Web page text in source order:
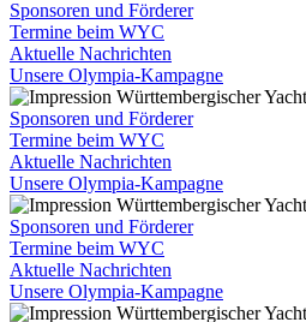
Sponsoren und Förderer
Termine beim WYC
Aktuelle Nachrichten
Unsere Olympia-Kampagne
Sponsoren und Förderer
Termine beim WYC
Aktuelle Nachrichten
Unsere Olympia-Kampagne
Sponsoren und Förderer
Termine beim WYC
Aktuelle Nachrichten
Unsere Olympia-Kampagne